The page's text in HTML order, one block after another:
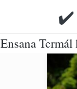
✔️
Ensana